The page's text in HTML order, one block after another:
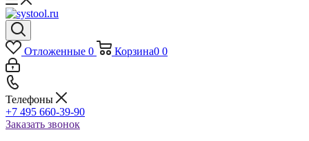
Отложенные 0 Корзина0 0
Телефоны
+7 495 660-39-90
Заказать звонок